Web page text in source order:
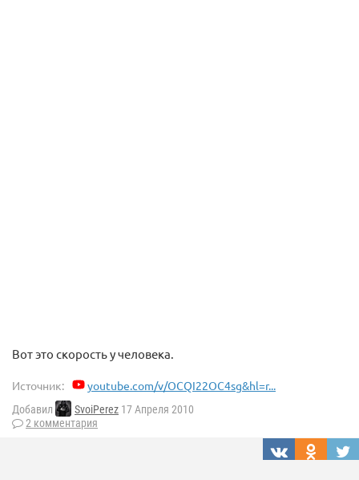
Вот это скорость у человека.
Источник: youtube.com/v/OCQI22OC4sg&hl=r...
Добавил SvoiPerez 17 Апреля 2010
2 комментария